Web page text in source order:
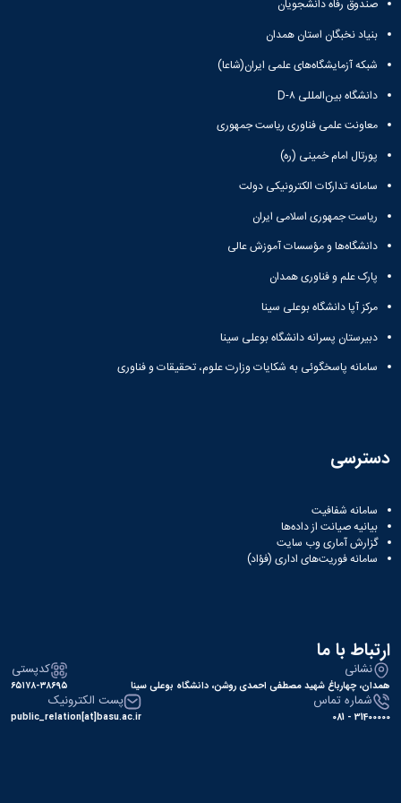
Research
صندوق رفاه دانشجویان
بنیاد نخبگان استان همدان
شبکه آزمایشگاه‌های علمی ایران(شاعا)
دانشگاه بین‌المللی D-۸
معاونت علمی فناوری ریاست جمهوری
پورتال امام خمینی (ره)
سامانه تدارکات الکترونیکی دولت
ریاست جمهوری اسلامی ایران
دانشگاه‌ها و مؤسسات آموزش عالی
پارک علم و فناوری همدان
مرکز آپا دانشگاه بوعلی سینا
دبیرستان پسرانه دانشگاه بوعلی سینا
سامانه پاسخگوئی به شکایات وزارت علوم، تحقیقات و فناوری
دسترسی
سامانه شفافیت
بیانیه صیانت از داده‌ها
گزارش آماری وب‌ سایت
سامانه فوریت‌های اداری (فؤاد)
ارتباط با ما
نشانی
همدان، چهارباغ شهید مصطفی احمدی روشن، دانشگاه بوعلی سینا
کدپستی
۶۵۱۷۸-۳۸۶۹۵
شماره تماس
31400000 - 081
پست الکترونیک
public_relation[at]basu.ac.ir